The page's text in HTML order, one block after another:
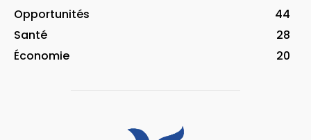
Opportunités
44
Santé
28
Économie
20